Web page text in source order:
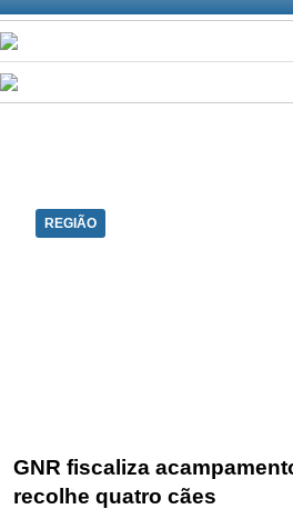
REGIÃO
GNR fiscaliza
recolhe quatro cães